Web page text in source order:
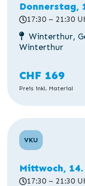
Donnerstag,
17:30 – 21:30
Winterthur,
Winterthur
CHF 169
Preis inkl. Material
VKU
Mittwoch,
17:30 – 21:30